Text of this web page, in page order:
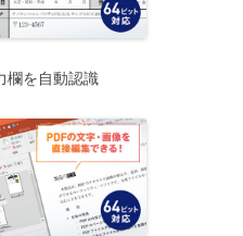
欄を自動認識